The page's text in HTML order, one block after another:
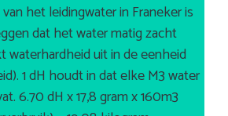
het leidingwater in Franeker is
dat het water matig zacht
waterhardheid uit in de eenheid
1 dH houdt in dat elke M3 water
6.70 dH x 17,8 gram x 160m3